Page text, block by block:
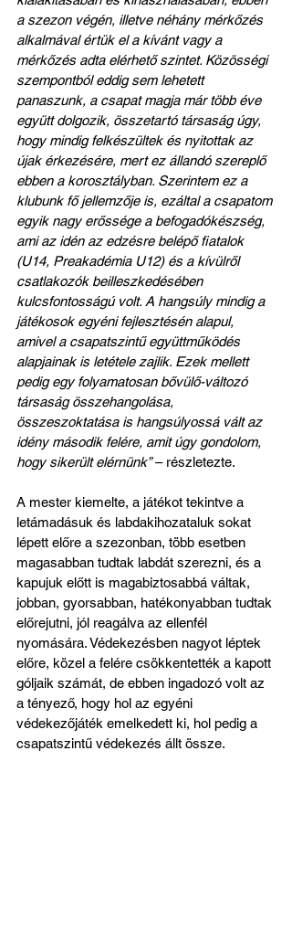
a szezon végén, illetve néhány mérkőzés
alkalmával értük el a kívánt vagy a
mérkőzés adta elérhető szintet. Közösségi
szempontból eddig sem lehetett
panaszunk, a csapat magja már több éve
együtt dolgozik, összetartó társaság úgy,
hogy mindig felkészültek és nyitottak az
újak érkezésére, mert ez állandó szereplő
ebben a korosztályban. Szerintem ez a
klubunk fő jellemzője is, ezáltal a csapatom
egyik nagy erőssége a befogadókészség,
ami az idén az edzésre belépő fiatalok
(U14, Preakadémia U12) és a kívülről
csatlakozók beilleszkedésében
kulcsfontosságú volt. A hangsúly mindig a
játékosok egyéni fejlesztésén alapul,
amivel a csapatszintű együttműködés
alapjainak is letétele zajlik. Ezek mellett
pedig egy folyamatosan bővülő-változó
társaság összehangolása,
összeszoktatása is hangsúlyossá vált az
idény második felére, amit úgy gondolom,
hogy sikerült elérnünk” – részletezte.
A mester kiemelte, a játékot tekintve a
letámadásuk és labdakihozataluk sokat
lépett előre a szezonban, több esetben
magasabban tudtak labdát szerezni, és a
kapujuk előtt is magabiztosabbá váltak,
jobban, gyorsabban, hatékonyabban tudtak
előrejutni, jól reagálva az ellenfél
nyomására. Védekezésben nagyot léptek
előre, közel a felére csökkentették a kapott
góljaik számát, de ebben ingadozó volt az
a tényező, hogy hol az egyéni
védekezőjáték emelkedett ki, hol pedig a
csapatszintű védekezés állt össze.